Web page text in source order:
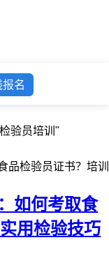
名
验员培训"
如何考取食
用检验技巧